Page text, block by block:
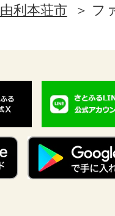
由利本荘市 フ